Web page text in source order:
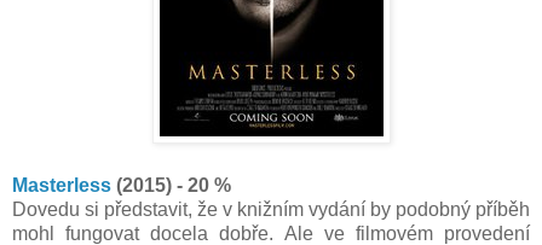
Masterless (2015) - 20 %
Dovedu si představit, že v knižním vydání by podobný příběh
mohl fungovat docela dobře. Ale ve filmovém provedení